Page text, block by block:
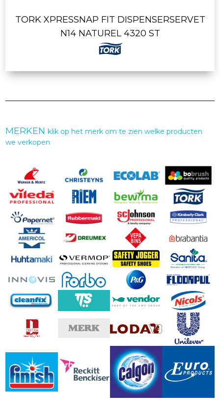
TORK XPRESSNAP FIT DISPENSERSERVET
N14 NATUREL 4320 ST
MERKENklik op het merk om te zien welke producten
we verkopen